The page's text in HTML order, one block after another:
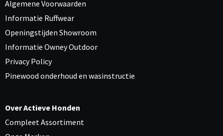
Algemene Voorwaarden
Informatie Ruffwear
Openingstijden Showroom
Informatie Owney Outdoor
Privacy Policy
Pinewood onderhoud en wasinstructie
Over Actieve Honden
Compleet Assortiment